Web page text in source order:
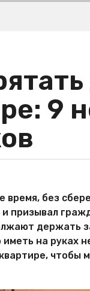
9
время, без
призывал
держать
на руках
чтобы